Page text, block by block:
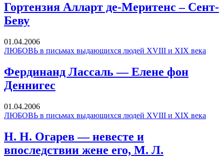
Гортензия Алларт де-Меритенс – Сент-
Беву
01.04.2006
ЛЮБОВЬ в письмах выдающихся людей XVIII и XIX века
Фердинанд Лассаль — Елене фон
Деннигес
01.04.2006
ЛЮБОВЬ в письмах выдающихся людей XVIII и XIX века
Н. Н. Огарев — невесте и
впоследствии жене его, M. Л.